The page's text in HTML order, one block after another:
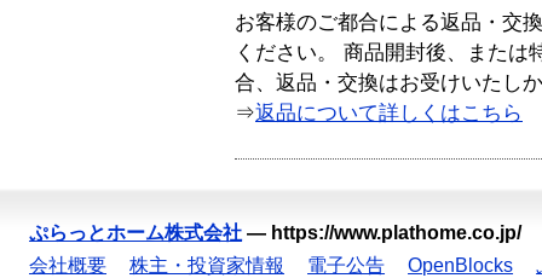
お客様のご都合による返品・交
ください。 商品開封後、または
合、返品・交換はお受けいたし
⇒返品について詳しくはこちら
ぷらっとホーム株式会社 — https://www.plathome.co.jp/
会社概要
株主・投資家情報 電子公告 OpenBlocks